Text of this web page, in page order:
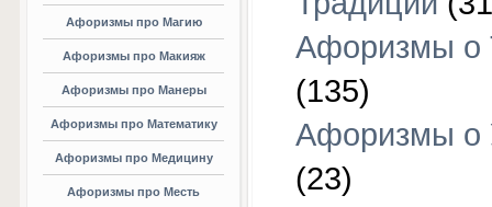
Афоризмы про Магию
Афоризмы про Макияж
Афоризмы про Манеры
Афоризмы про Математику
Афоризмы про Медицину
Афоризмы про Месть
Афоризмы о
(135)
Афоризмы о
(23)